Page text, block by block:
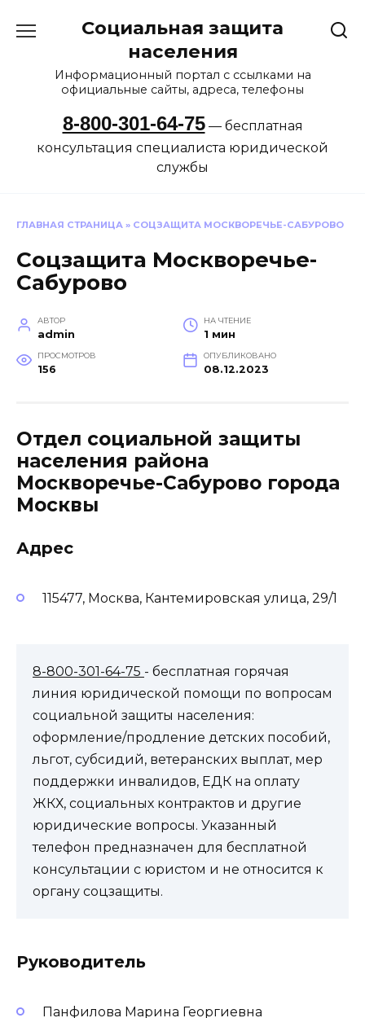
Социальная защита
населения
Информационный портал с ссылками на
официальные сайты, адреса, телефоны
8-800-301-64-75— бесплатная
консультация специалиста юридической
службы
ГЛАВНАЯ СТРАНИЦА » СОЦЗАЩИТА МОСКВОРЕЧЬЕ-САБУРОВО
Соцзащита Москворечье-
Сабурово
АВТОР
admin
НА ЧТЕНИЕ
1 мин
ПРОСМОТРОВ
156
ОПУБЛИКОВАНО
08.12.2023
Отдел социальной защиты
населения района
Москворечье-Сабурово города
Москвы
Адрес
115477, Москва, Кантемировская улица, 29/1
8-800-301-64-75 - бесплатная горячая
линия юридической помощи по вопросам
социальной защиты населения:
оформление/продление детских пособий,
льгот, субсидий, ветеранских выплат, мер
поддержки инвалидов, ЕДК на оплату
ЖКХ, социальных контрактов и другие
юридические вопросы. Указанный
телефон предназначен для бесплатной
консультации с юристом и не относится к
органу соцзащиты.
Руководитель
Панфилова Марина Георгиевна